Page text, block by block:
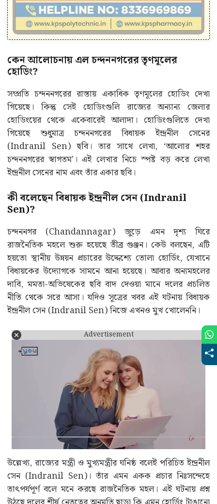
কেন আলোচনায় এল চন্দননগরের তৃণমূলের
হোডিং?
সম্প্রতি চন্দননগরের রাস্তায় একাধিক তৃণমূলের হোডিং দেখা
গিয়েছে। কিন্তু সেই হোডিংগুলি রাজ্যের অন্যান্য জেলার
হোডিংয়ের থেকে একেবারেই আলাদা। হোডিংগুলিতে দেখা
গিয়েছে শুধুমাত্র চন্দননগরের বিধায়ক ইন্দ্রনীল সেনের
(Indranil Sen) ছবি। তার সাথে লেখা, ‘আলোর শহর
চন্দননগরের স্বাগতম’। এই লেখার নিচে স্পষ্ট বড় করে লেখা
ইন্দ্রনীল সেনের নাম এবং তাঁর একার ছবি।
কী বলেছেন বিধায়ক ইন্দ্রনীল সেন (Indranil
Sen)?
চন্দননগর (Chandannagar) জুড়ে এমন দৃশ্য ঘিরে
রাজনৈতিক মহলে শুরু হয়েছে তীব্র গুঞ্জন। কেউ বলছেন, এটি
হয়তো স্থানীয় উন্নয়ন প্রচারের উদ্দেশ্যে তোলা হোর্ডিং, যেখানে
বিধায়কের উদ্যোগকে সামনে আনা হয়েছে। আবার অন্যমহলের
দাবি, মমতা-অভিষেকের ছবি বাদ দেওয়া মানে দলের প্রচলিত
নীতি থেকে সরে আসা। যদিও সূত্রের খবর এই ঘটনায় বিধায়ক
ইন্দ্রনীল সেন (Indranil Sen) নিজে এখনও মুখ খোলেননি।
Advertisement
উল্লেখ্য, রাজ্যের মন্ত্রী ও মুখ্যমন্ত্রীর ঘনিষ্ঠ বলেই পরিচিত ইন্দ্রনীল
সেন (Indranil Sen)। তাঁর এমন একক প্রচার নিঃসন্দেহে
তাৎপর্যপূর্ণ বলে মনে করছে রাজনৈতিক মহল। এই ঘটনায় প্রশ্ন